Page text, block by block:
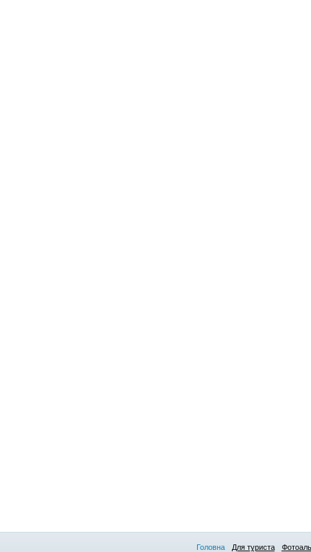
Головна Для туриста